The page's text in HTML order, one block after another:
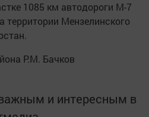
1085 км автодороги М-7
Мензелинского
Р.М. Бачков
и интересным в